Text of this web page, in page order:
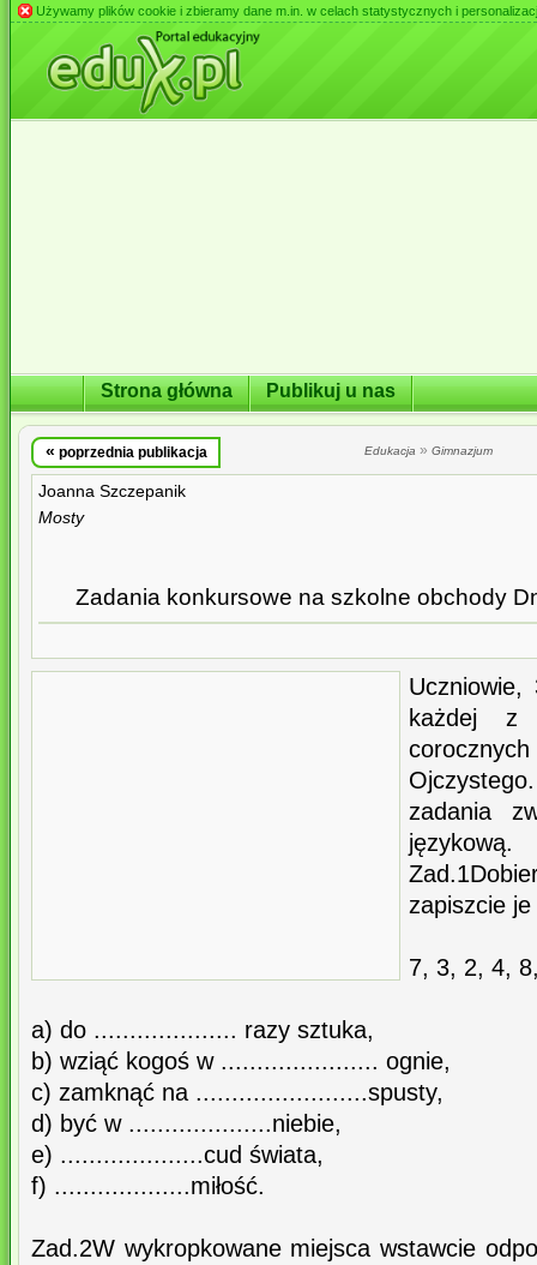
Używamy plików cookie i zbieramy dane m.in. w celach statystycznych i
Strona główna Publikuj u nas
« poprzednia publikacja Edukacja » Gimnazjum
Joanna Szczepanik
Mosty
Zadania konkursowe na szkolne obchody
Uczniowie,
każdej z
zadania
językową.
zapiszcie je
7, 3, 2, 4,
a) do .................... razy sztuka,
b) wziąć kogoś w ...................... ognie,
c) zamknąć na ........................spusty,
d) być w ....................niebie,
e) ....................cud świata,
f) ...................miłość.
Zad.2W wykropkowane miejsca wstawcie